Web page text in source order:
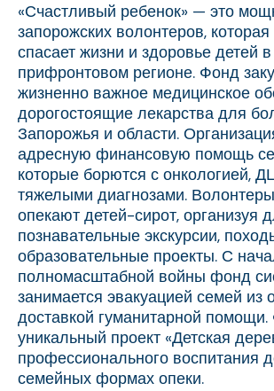
«Счастливый ребенок» — это
запорожских волонтеров,
спасает жизни и здоровье детей в
прифронтовом регионе. Фонд
жизненно важное медицинское
дорогостоящие лекарства для
Запорожья и области.
адресную финансовую помощь
которые борются с онкологией,
тяжелыми диагнозами.
опекают детей-сирот, организуя
познавательные экскурсии,
образовательные проекты. С
полномасштабной войны фонд
занимается эвакуацией семей из
доставкой гуманитарной
уникальный проект «Детская
профессионального воспитания
семейных формах опеки.